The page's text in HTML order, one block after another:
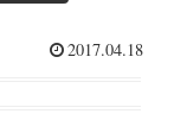
2017.04.18